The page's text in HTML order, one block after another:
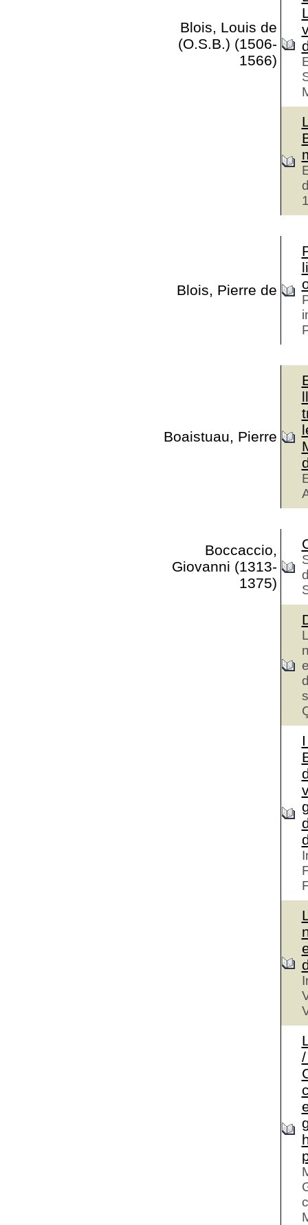
Blois, Louis de
(O.S.B.) (1506-
1566)
Blois, Pierre de
Boaistuau, Pierre
Boccaccio,
Giovanni (1313-
1375)